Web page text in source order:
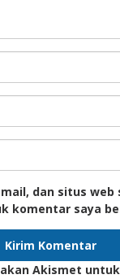
dan situs web
komentar saya
Akismet